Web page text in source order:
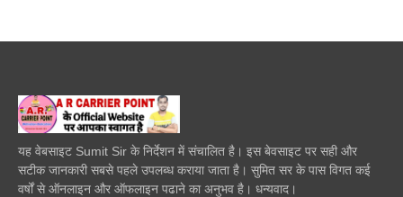
यह वेबसाइट Sumit Sir के निर्देशन में संचालित है। इस बेवसाइट पर सही और
सटीक जानकारी सबसे पहले उपलब्ध कराया जाता है। सुमित सर के पास विगत कई
वर्षों से ऑनलाइन और ऑफलाइन पढाने का अनुभव है। धन्यवाद।